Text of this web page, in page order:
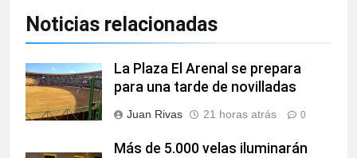
Noticias relacionadas
La Plaza El Arenal se prepara
para una tarde de novilladas
Juan Rivas 21 horas atrás 0
Más de 5.000 velas iluminarán